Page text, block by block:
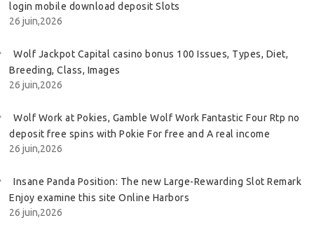
login mobile download deposit Slots
26 juin,2026
Wolf Jackpot Capital casino bonus 100 Issues, Types, Diet,
Breeding, Class, Images
26 juin,2026
Wolf Work at Pokies, Gamble Wolf Work Fantastic Four Rtp no
deposit free spins with Pokie For free and A real income
26 juin,2026
Insane Panda Position: The new Large-Rewarding Slot Remark
Enjoy examine this site Online Harbors
26 juin,2026